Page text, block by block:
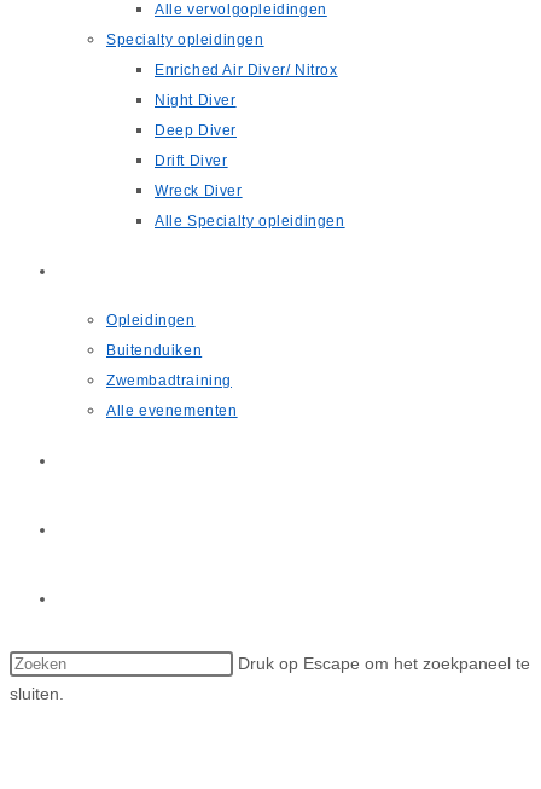
Alle vervolgopleidingen
Specialty opleidingen
Enriched Air Diver/ Nitrox
Night Diver
Deep Diver
Drift Diver
Wreck Diver
Alle Specialty opleidingen
Opleidingen
Buitenduiken
Zwembadtraining
Alle evenementen
Druk op Escape om het zoekpaneel te
sluiten.